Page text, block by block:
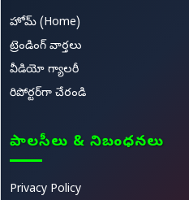
హోమ్ (Home)
ట్రెండింగ్ వార్తలు
వీడియో గ్యాలరీ
రిపోర్టర్‌గా చేరండి
పాలసీలు & నిబంధనలు
Privacy Policy